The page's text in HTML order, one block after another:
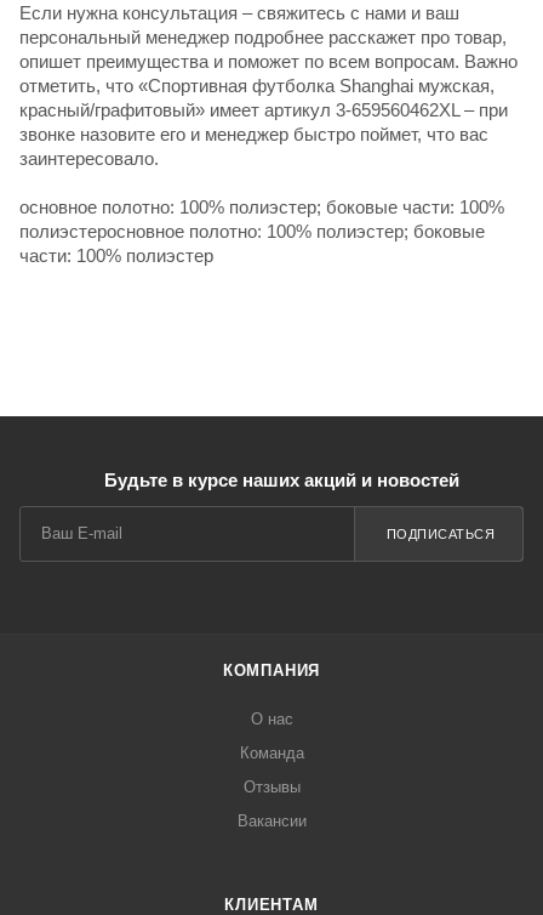
Если нужна консультация – свяжитесь с нами и ваш
персональный менеджер подробнее расскажет про товар,
опишет преимущества и поможет по всем вопросам. Важно
отметить, что «Спортивная футболка Shanghai мужская,
красный/графитовый» имеет артикул 3-659560462XL – при
звонке назовите его и менеджер быстро поймет, что вас
заинтересовало.
основное полотно: 100% полиэстер; боковые части: 100%
полиэстеросновное полотно: 100% полиэстер; боковые
части: 100% полиэстер
Будьте в курсе наших акций и новостей
ПОДПИСАТЬСЯ
КОМПАНИЯ
О нас
Команда
Отзывы
Вакансии
КЛИЕНТАМ